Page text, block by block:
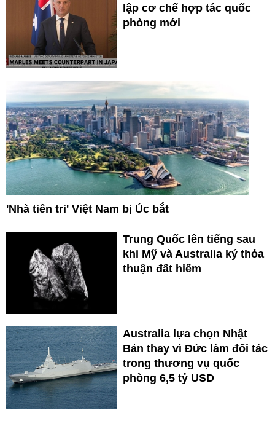
lập cơ chế hợp tác quốc
phòng mới
'Nhà tiên tri' Việt Nam bị Úc bắt
Trung Quốc lên tiếng sau
khi Mỹ và Australia ký thỏa
thuận đất hiếm
Australia lựa chọn Nhật
Bản thay vì Đức làm đối tác
trong thương vụ quốc
phòng 6,5 tỷ USD